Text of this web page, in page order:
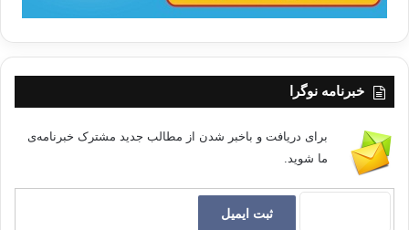
خبرنامه نوگرا
برای دریافت و باخبر شدن از مطالب جدید مشترک خبرنامه‌ی
ما شوید.